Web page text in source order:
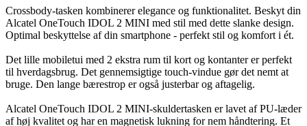
Crossbody-tasken kombinerer elegance og funktionalitet. Beskyt din
Alcatel OneTouch IDOL 2 MINI med stil med dette slanke design.
Optimal beskyttelse af din smartphone - perfekt stil og komfort i ét.
Det lille mobiletui med 2 ekstra rum til kort og kontanter er perfekt
til hverdagsbrug. Det gennemsigtige touch-vindue gør det nemt at
bruge. Den lange bærestrop er også justerbar og aftagelig.
Alcatel OneTouch IDOL 2 MINI-skuldertasken er lavet af PU-læder
af høj kvalitet og har en magnetisk lukning for nem håndtering. Et